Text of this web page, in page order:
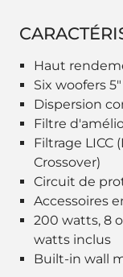
Haut
Six woofers
Dispersion
Filtre
Filtrage LICC
Crossover)
Circuit de
Accessoires
200 watts, 8
watts inclus
Built-in wall